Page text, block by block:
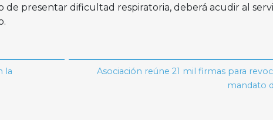
de presentar dificultad respiratoria, deberá acudir al
la
Asociación reúne 21 mil firmas para
mandato